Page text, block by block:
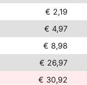
€ 2,19
€ 4,97
€ 8,98
€ 26,97
€ 30,92